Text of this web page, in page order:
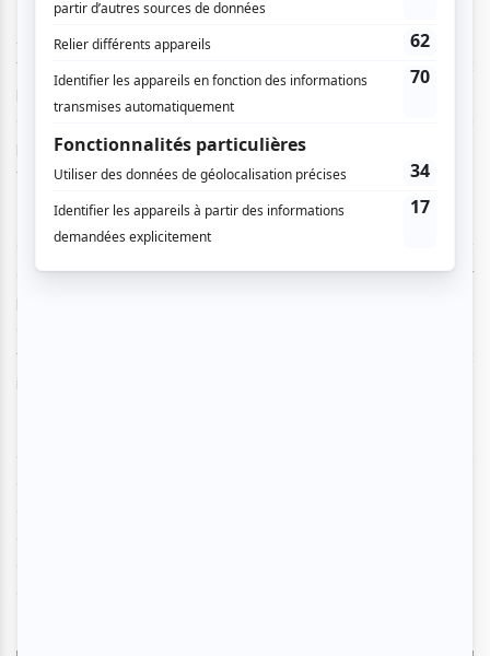
Andréanne A. Malette évoque également une expérience
transformatrice pour laquelle les participants et
participantes veulent revenir année après année. C’est le
cas de Léo Giroux, qui a participé au projet plusieurs fois, la
première étant en 2019. Il se remémore une expérience «
trippante », « très humaine » et rythmée par les émotions.
Cette année, l’artiste est présent en tant
qu’accompagnateur pour la 3e fois : « C’est le fun de revenir
travaille avec eux pour en aider d’autres, c’est vraiment